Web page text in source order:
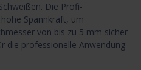
Die Profi-
Spannkraft, um
von bis zu 5 mm sicher
die professionelle Anwendung